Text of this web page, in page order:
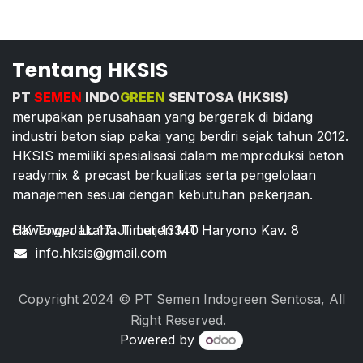
Tentang HKSIS
PT SEMEN INDOGREEN SENTOSA (HKSIS)
merupakan perusahaan yang bergerak di bidang
industri beton siap pakai yang berdiri sejak tahun 2012.
HKSIS memiliki spesialisasi dalam memproduksi beton
readymix & precast berkualitas serta pengelolaan
manajemen sesuai dengan kebutuhan pekerjaan.
HK Tower Lt. 17. Jl. Letjen MT Haryono Kav. 8 Cawang, Jakarta Timur 13340
info.hksis@gmail.com
Copyright 2024 © PT Semen Indogreen Sentosa, All
Right Reserved.
Powered by